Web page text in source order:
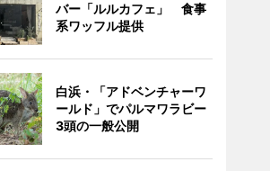
バー「ルルカフェ」 食事
系ワッフル提供
白浜・「アドベンチャーワ
ールド」でパルマワラビー
3頭の一般公開